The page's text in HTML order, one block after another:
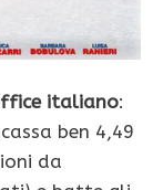
italiano:
ben 4,49
da